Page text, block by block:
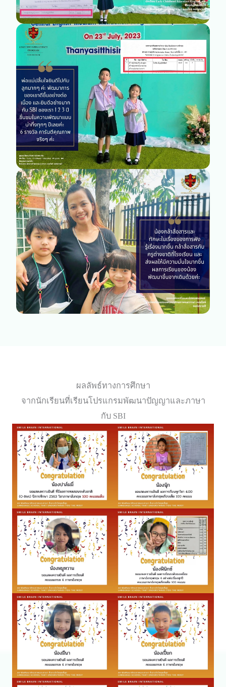
ผลลัพธ์ทางการศึกษา
จากนักเรียนที่เรียนโปรแกรมพัฒนาปัญญาและภาษา
กับ SBI